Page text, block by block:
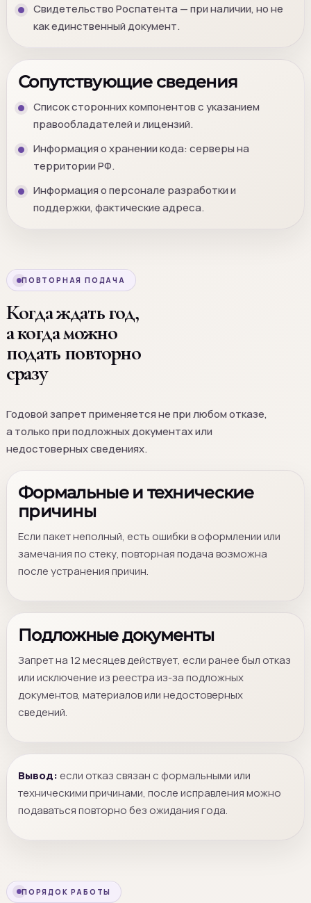
Свидетельство Роспатента — при наличии, но не
как единственный документ.
Сопутствующие сведения
Список сторонних компонентов с указанием
правообладателей и лицензий.
Информация о хранении кода: серверы на
территории РФ.
Информация о персонале разработки и
поддержки, фактические адреса.
ПОВТОРНАЯ ПОДАЧА
Когда ждать год,
а когда можно
подать повторно
сразу
Годовой запрет применяется не при любом отказе,
а только при подложных документах или
недостоверных сведениях.
Формальные и технические
причины
Если пакет неполный, есть ошибки в оформлении или
замечания по стеку, повторная подача возможна
после устранения причин.
Подложные документы
Запрет на 12 месяцев действует, если ранее был отказ
или исключение из реестра из-за подложных
документов, материалов или недостоверных
сведений.
Вывод: если отказ связан с формальными или
техническими причинами, после исправления можно
подаваться повторно без ожидания года.
ПОРЯДОК РАБОТЫ